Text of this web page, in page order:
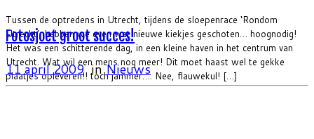
Tussen de optredens in Utrecht, tijdens de sloepenrace ‘Rondom
Utrecht’, hebben we even wat nieuwe kiekjes geschoten… hoognodig!
Het was een schitterende dag, in een kleine haven in het centrum van
Utrecht. Wat wil een mens nog meer! Dit moet haast wel te gekke
plaatjes opleveren!! toch jammer…. Nee, flauwekul! […]
Fotosjoet groot succes!
11 april 2009inNieuws